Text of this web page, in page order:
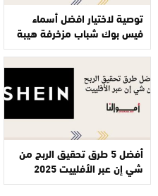
توصية لاختيار افضل أسماء
فيس بوك شباب مزخرفة هيبة
أفضل 5 طرق تحقيق الربح من
شي إن عبر الأفلييت 2025